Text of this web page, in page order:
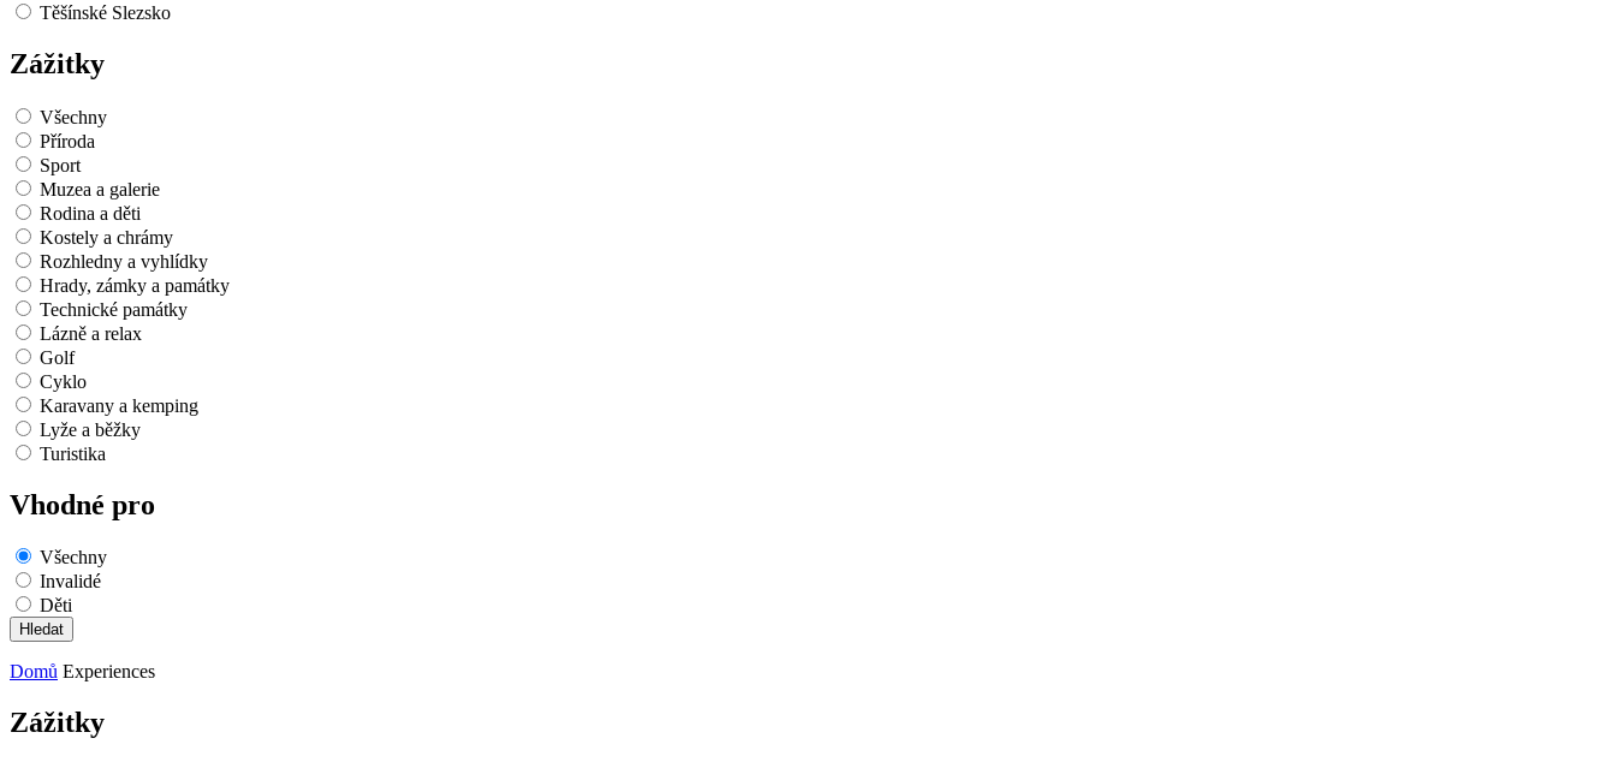
Těšínské Slezsko
Zážitky
Všechny
Příroda
Sport
Muzea a galerie
Rodina a děti
Kostely a chrámy
Rozhledny a vyhlídky
Hrady, zámky a památky
Technické památky
Lázně a relax
Golf
Cyklo
Karavany a kemping
Lyže a běžky
Turistika
Vhodné pro
Všechny
Invalidé
Děti
Domů Experiences
Zážitky